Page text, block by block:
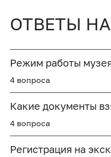
ОТВЕТЫ
Режим работы
4 вопроса
Какие документы
4 вопроса
Регистрация на